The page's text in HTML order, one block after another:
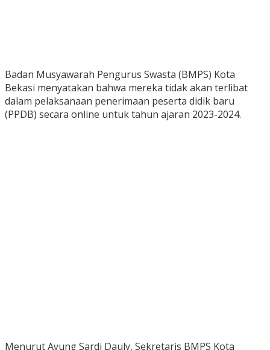
Badan Musyawarah Pengurus Swasta (BMPS) Kota
Bekasi menyatakan bahwa mereka tidak akan terlibat
dalam pelaksanaan penerimaan peserta didik baru
(PPDB) secara online untuk tahun ajaran 2023-2024.
Menurut Ayung Sardi Dauly, Sekretaris BMPS Kota